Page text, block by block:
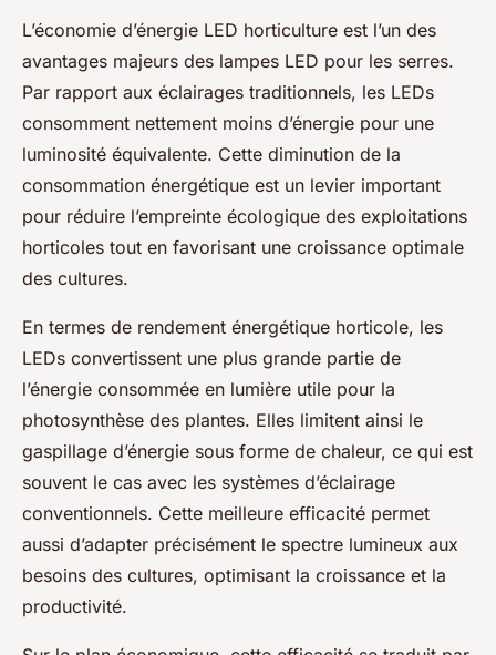
L’économie d’énergie LED horticulture est l’un des
avantages majeurs des lampes LED pour les serres.
Par rapport aux éclairages traditionnels, les LEDs
consomment nettement moins d’énergie pour une
luminosité équivalente. Cette diminution de la
consommation énergétique est un levier important
pour réduire l’empreinte écologique des exploitations
horticoles tout en favorisant une croissance optimale
des cultures.
En termes de rendement énergétique horticole, les
LEDs convertissent une plus grande partie de
l’énergie consommée en lumière utile pour la
photosynthèse des plantes. Elles limitent ainsi le
gaspillage d’énergie sous forme de chaleur, ce qui est
souvent le cas avec les systèmes d’éclairage
conventionnels. Cette meilleure efficacité permet
aussi d’adapter précisément le spectre lumineux aux
besoins des cultures, optimisant la croissance et la
productivité.